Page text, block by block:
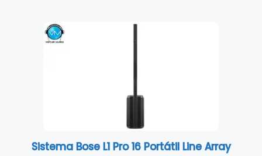
Sistema Bose L1 Pro 16 Portátil Line Array